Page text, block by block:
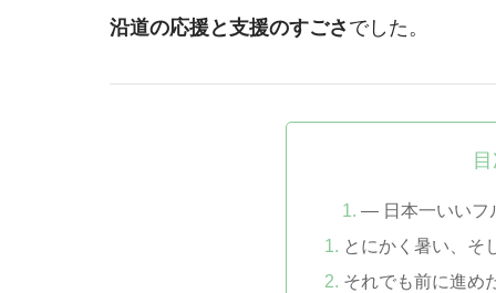
沿道の応援と支援のすごさ でした。
― 日本一いいフ
とにかく暑い、そ
それでも前に進め